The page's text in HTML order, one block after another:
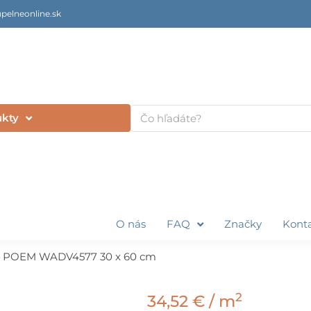
Vyhľadať
O nás FAQ Značky
POEM WADV4577 30 x 60 cm
34,52 € / m2